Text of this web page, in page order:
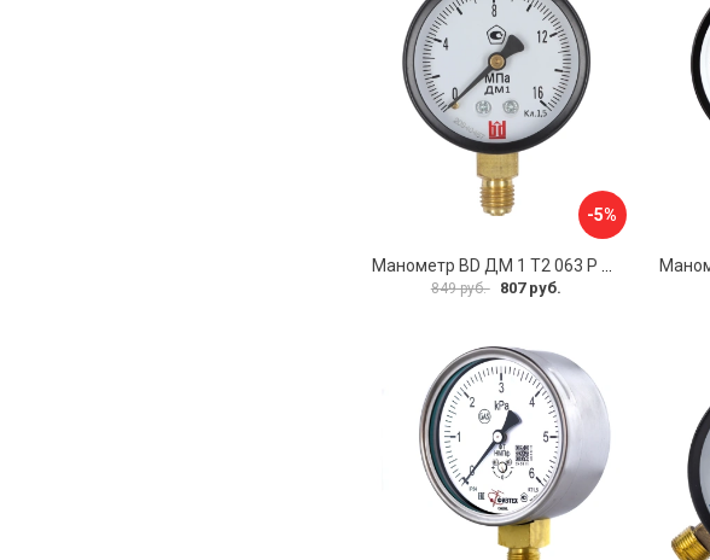
-5%
849 руб. 807 руб.